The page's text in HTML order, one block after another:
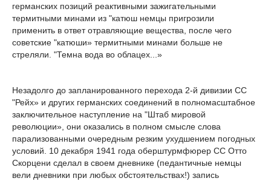
германских позиций реактивными зажигательными
термитными минами из "катюш немцы пригрозили
применить в ответ отравляющие вещества, после чего
советские "катюши» термитными минами больше не
стреляли. "Темна вода во облацех...»
Незадолго до запланированного перехода 2-й дивизии СС
"Рейх» и других германских соединений в полномасштабное
заключительное наступление на "Штаб мировой
революции», они оказались в полном смысле слова
парализованными очередным резким ухудшением погодных
условий. 10 декабря 1941 года оберштурмфюрер СС Отто
Скорцени сделал в своем дневнике (педантичные немцы
вели дневники при любых обстоятельствах!) запись